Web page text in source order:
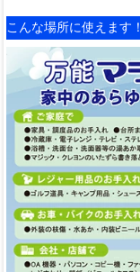
こんな場所に使えます！